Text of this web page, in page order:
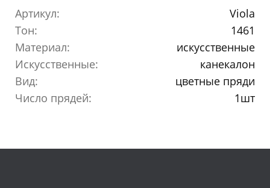
Артикул:
Viola
Тон:
1461
Материал:
искусственные
Искусственные:
канекалон
Вид:
цветные пряди
Число прядей:
1шт